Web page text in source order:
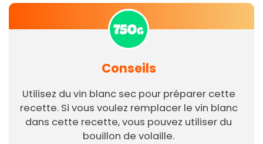
Conseils
Utilisez du vin blanc sec pour préparer cette
recette. Si vous voulez remplacer le vin blanc
dans cette recette, vous pouvez utiliser du
bouillon de volaille.